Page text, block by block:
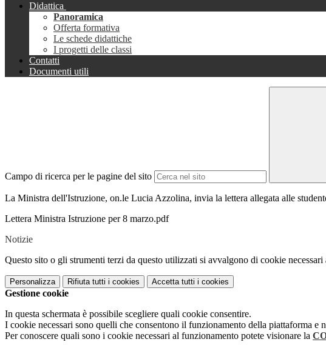
Didattica
Panoramica
Offerta formativa
Le schede didattiche
I progetti delle classi
Contatti
Documenti utili
Campo di ricerca per le pagine del sito
La Ministra dell'Istruzione, on.le Lucia Azzolina, invia la lettera allegata alle
Lettera Ministra Istruzione per 8 marzo.pdf
Notizie
Questo sito o gli strumenti terzi da questo utilizzati si avvalgono di cookie
Personalizza Rifiuta tutti i cookies Accetta tutti i cookies
Gestione cookie
In questa schermata è possibile scegliere quali cookie consentire.
I cookie necessari sono quelli che consentono il funzionamento della piattaforma e
Per conoscere quali sono i cookie necessari al funzionamento potete visionare la